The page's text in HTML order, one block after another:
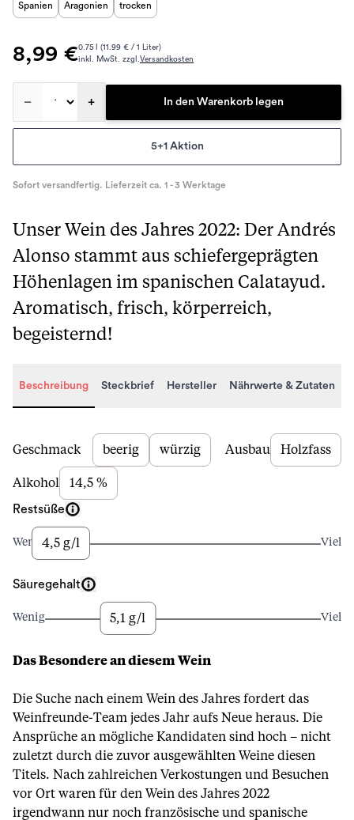
Spanien Aragonien trocken
8,99 €0.75 l (11.99 € / 1 Liter)
inkl. MwSt. zzgl.Versandkosten
– + In den Warenkorb legen
5+1 Aktion
Sofort versandfertig. Lieferzeit ca. 1 - 3 Werktage
Unser Wein des Jahres 2022: Der Andrés
Alonso stammt aus schiefergeprägten
Höhenlagen im spanischen Calatayud.
Aromatisch, frisch, körperreich,
begeisternd!
Beschreibung Steckbrief Hersteller Nährwerte & Zutaten
Beschreibung
Geschmack beerig würzig Ausbau Holzfass
Alkohol 14,5 %
Restsüße
Wenig4,5 g/l Viel
Säuregehalt
Wenig 5,1 g/l Viel
Das Besondere an diesem Wein
Die Suche nach einem Wein des Jahres fordert das
Weinfreunde-Team jedes Jahr aufs Neue heraus. Die
Ansprüche an mögliche Kandidaten sind hoch – nicht
zuletzt durch die zuvor ausgewählten Weine diesen
Titels. Nach zahlreichen Verkostungen und Besuchen
vor Ort waren für den Wein des Jahres 2022
irgendwann nur noch französische und spanische